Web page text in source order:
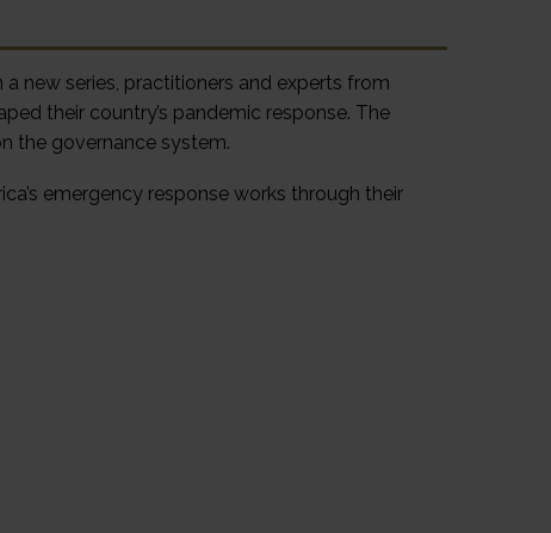
new series, practitioners and experts from
their country’s pandemic response. The
the governance system.
emergency response works through their